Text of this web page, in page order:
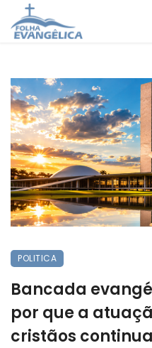
POLITICA
Bancada
por que a
cristãos